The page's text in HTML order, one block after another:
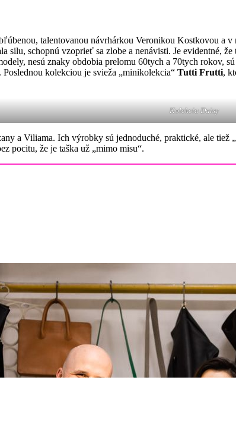
talentovanou návrhárkou Veronikou Kostkovou a
schopnú vzoprieť sa zlobe a nenávisti. Je evidentné,
nesú znaky obdobia prelomu 60tych a 70tych rokov,
kolekciou je svieža „minikolekcia“ Tutti Frutti,
Kolekcia Daisy
a Viliama. Ich výrobky sú jednoduché, praktické, ale tiež
pocitu, že je taška už „mimo misu“.